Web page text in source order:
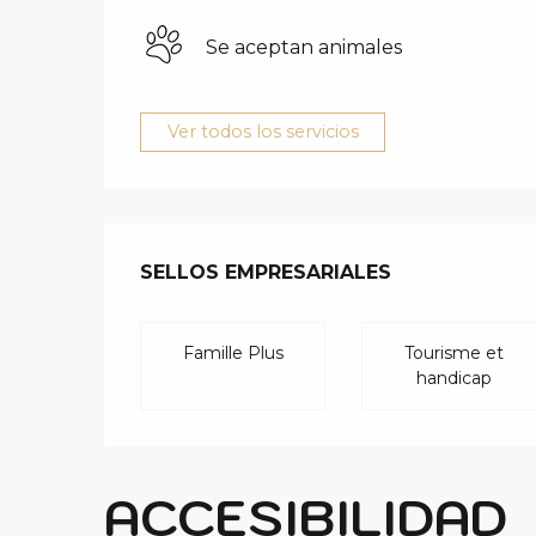
Se aceptan animales
Ver todos los servicios
OFERTA DE
SELLOS EMPRESARIALES
SELLOS EMPRESARIALES
Famille Plus
Tourisme et
handicap
ACCESIBILIDAD